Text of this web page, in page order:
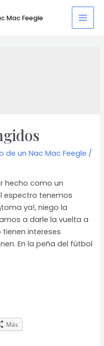
Mac Feegle
de un Nac Mac Feegle /
hecho como un
espectro tenemos
ya!, niego la
a darle la vuelta a
intereses
En la peña del fútbol
Más